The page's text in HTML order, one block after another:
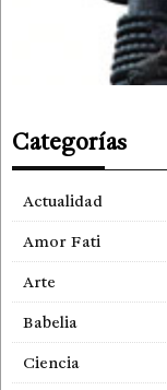
Categorías
Actualidad
Amor Fati
Arte
Babelia
Ciencia